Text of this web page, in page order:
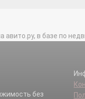
авито.ру, в базе по
без